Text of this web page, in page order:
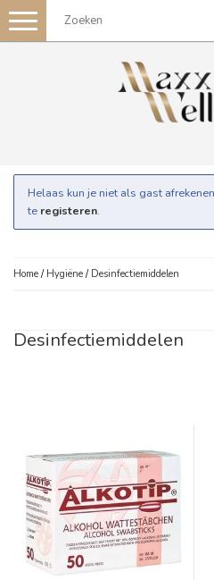
Toggle
navigation
Helaas kun je niet als gast
te registeren.
Home / Hygiëne / Desinfectiemiddelen
Desinfectiemiddelen